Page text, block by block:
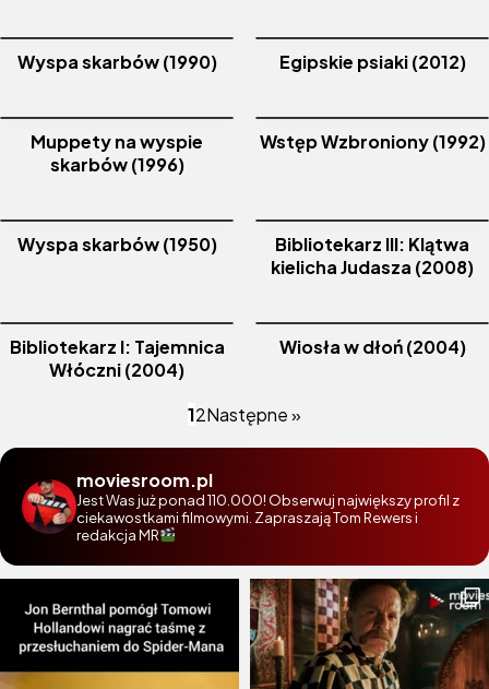
Wyspa skarbów (1990) Egipskie psiaki (2012)
Muppety na wyspie
skarbów (1996)
Wstęp Wzbroniony (1992)
Wyspa skarbów (1950)
Bibliotekarz III: Klątwa
kielicha Judasza (2008)
Bibliotekarz I: Tajemnica
Włóczni (2004)
Wiosła w dłoń (2004)
12Następne »
moviesroom.pl
Jest Was już ponad 110.000! Obserwuj największy profil z
ciekawostkami filmowymi. Zapraszają Tom Rewers i
redakcja MR